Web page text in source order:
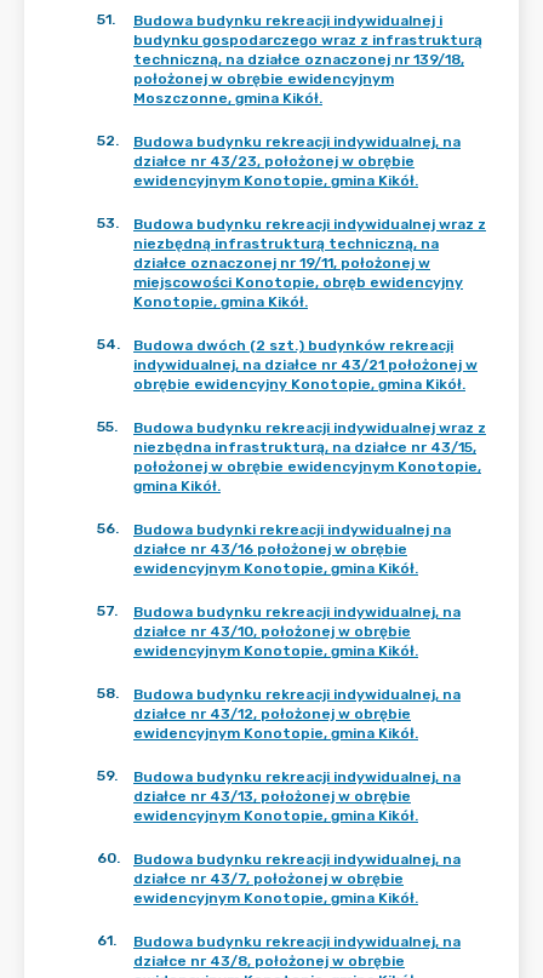
51.
Budowa budynku rekreacji indywidualnej i
budynku gospodarczego wraz z infrastrukturą
techniczną, na działce oznaczonej nr 139/18,
położonej w obrębie ewidencyjnym
Moszczonne, gmina Kikół.
52.
Budowa budynku rekreacji indywidualnej, na
działce nr 43/23, położonej w obrębie
ewidencyjnym Konotopie, gmina Kikół.
53.
Budowa budynku rekreacji indywidualnej wraz z
niezbędną infrastrukturą techniczną, na
działce oznaczonej nr 19/11, położonej w
miejscowości Konotopie, obręb ewidencyjny
Konotopie, gmina Kikół.
54.
Budowa dwóch (2 szt.) budynków rekreacji
indywidualnej, na działce nr 43/21 położonej w
obrębie ewidencyjny Konotopie, gmina Kikół.
55.
Budowa budynku rekreacji indywidualnej wraz z
niezbędna infrastrukturą, na działce nr 43/15,
położonej w obrębie ewidencyjnym Konotopie,
gmina Kikół.
56.
Budowa budynki rekreacji indywidualnej na
działce nr 43/16 położonej w obrębie
ewidencyjnym Konotopie, gmina Kikół.
57.
Budowa budynku rekreacji indywidualnej, na
działce nr 43/10, położonej w obrębie
ewidencyjnym Konotopie, gmina Kikół.
58.
Budowa budynku rekreacji indywidualnej, na
działce nr 43/12, położonej w obrębie
ewidencyjnym Konotopie, gmina Kikół.
59.
Budowa budynku rekreacji indywidualnej, na
działce nr 43/13, położonej w obrębie
ewidencyjnym Konotopie, gmina Kikół.
60.
Budowa budynku rekreacji indywidualnej, na
działce nr 43/7, położonej w obrębie
ewidencyjnym Konotopie, gmina Kikół.
61.
Budowa budynku rekreacji indywidualnej, na
działce nr 43/8, położonej w obrębie